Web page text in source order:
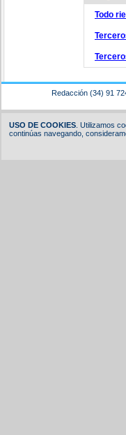
Todo
Redacción (34) 91
USO DE COOKIES. Utilizamos
continúas navegando,